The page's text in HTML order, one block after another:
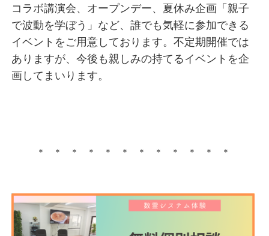
コラボ講演会、オープンデー、夏休み企画「親子
で波動を学ぼう」など、誰でも気軽に参加できる
イベントをご用意しております。不定期開催では
ありますが、今後も親しみの持てるイベントを企
画してまいります。
＊ ＊ ＊ ＊ ＊ ＊ ＊ ＊ ＊ ＊ ＊ ＊